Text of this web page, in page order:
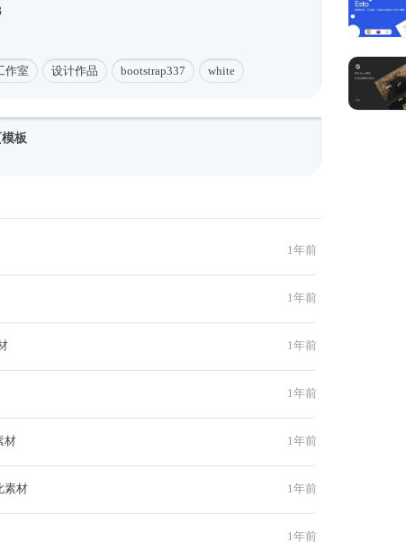
作室 设计作品 bootstrap337 white
板
1年前
1年前
1年前
1年前
材 1年前
素材 1年前
1年前